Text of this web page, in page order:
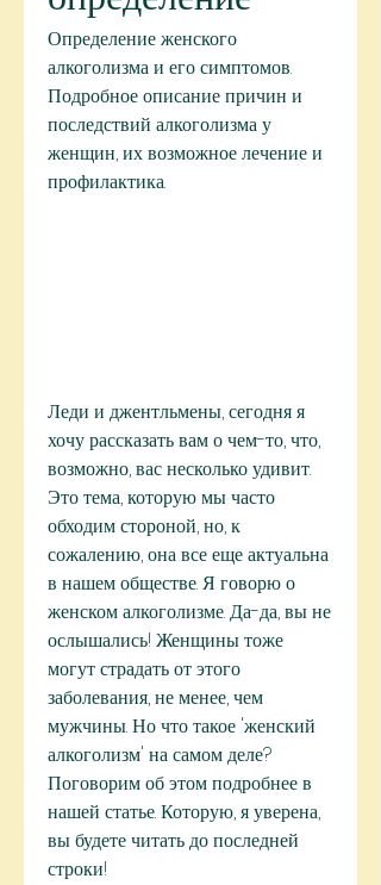
Определение женского
алкоголизма и его симптомов.
Подробное описание причин и
последствий алкоголизма у
женщин, их возможное лечение и
профилактика.
Леди и джентльмены, сегодня я
хочу рассказать вам о чем-то, что,
возможно, вас несколько удивит.
Это тема, которую мы часто
обходим стороной, но, к
сожалению, она все еще актуальна
в нашем обществе. Я говорю о
женском алкоголизме. Да-да, вы не
ослышались! Женщины тоже
могут страдать от этого
заболевания, не менее, чем
мужчины. Но что такое 'женский
алкоголизм' на самом деле?
Поговорим об этом подробнее в
нашей статье. Которую, я уверена,
вы будете читать до последней
строки!